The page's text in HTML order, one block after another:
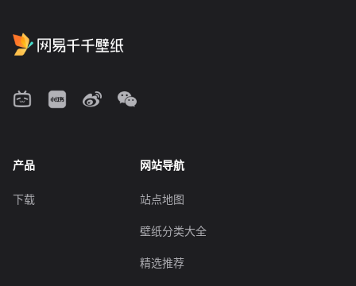
产品
下载
网站导航
站点地图
壁纸分类大全
精选推荐